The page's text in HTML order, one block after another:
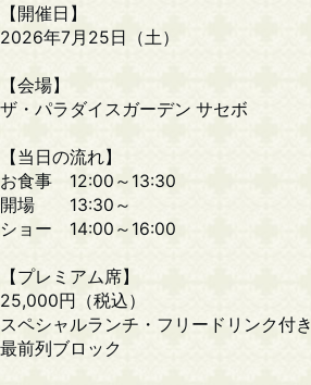
【開催日】
2026年7月25日（土）
【会場】
ザ・パラダイスガーデン サセボ
【当日の流れ】
お食事 12:00～13:30
開場 13:30～
ショー 14:00～16:00
【プレミアム席】
25,000円（税込）
スペシャルランチ・フリードリンク付き
最前列ブロック